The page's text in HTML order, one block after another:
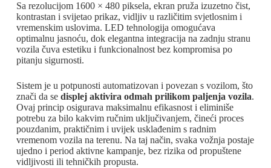
Sa rezolucijom 1600 × 480 piksela, ekran pruža izuzetno čist,
kontrastan i svijetao prikaz, vidljiv u različitim svjetlosnim i
vremenskim uslovima. LED tehnologija omogućava
optimalnu jasnoću, dok elegantna integracija na zadnju stranu
vozila čuva estetiku i funkcionalnost bez kompromisa po
pitanju sigurnosti.
Sistem je u potpunosti automatizovan i povezan s vozilom, što
znači da se displej aktivira odmah prilikom paljenja vozila.
Ovaj princip osigurava maksimalnu efikasnost i eliminiše
potrebu za bilo kakvim ručnim uključivanjem, čineći proces
pouzdanim, praktičnim i uvijek usklađenim s radnim
vremenom vozila na terenu. Na taj način, svaka vožnja postaje
ujedno i period aktivne kampanje, bez rizika od propuštene
vidljivosti ili tehničkih propusta.